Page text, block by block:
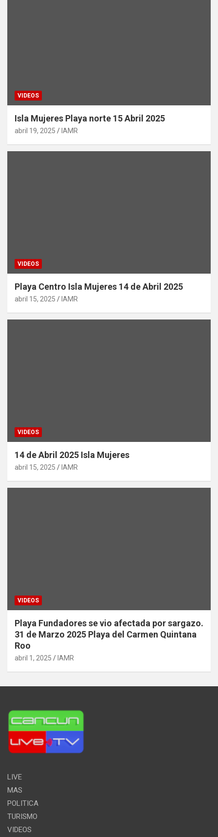
VIDEOS
Isla Mujeres Playa norte 15 Abril 2025
abril 19, 2025 IAMR
VIDEOS
Playa Centro Isla Mujeres 14 de Abril 2025
abril 15, 2025 IAMR
VIDEOS
14 de Abril 2025 Isla Mujeres
abril 15, 2025 IAMR
VIDEOS
Playa Fundadores se vio afectada por sargazo.
31 de Marzo 2025 Playa del Carmen Quintana
Roo
abril 1, 2025 IAMR
LIVE
MAS
POLITICA
TURISMO
VIDEOS